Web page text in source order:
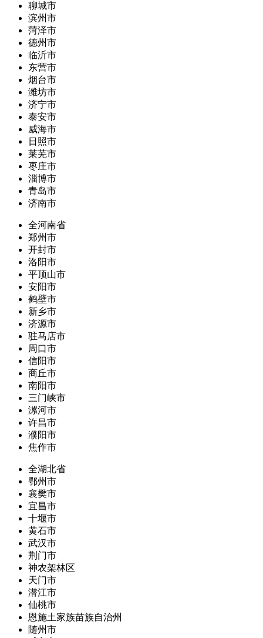
聊城市
滨州市
菏泽市
德州市
临沂市
东营市
烟台市
潍坊市
济宁市
泰安市
威海市
日照市
莱芜市
枣庄市
淄博市
青岛市
济南市
全河南省
郑州市
开封市
洛阳市
平顶山市
安阳市
鹤壁市
新乡市
济源市
驻马店市
周口市
信阳市
商丘市
南阳市
三门峡市
漯河市
许昌市
濮阳市
焦作市
全湖北省
鄂州市
襄樊市
宜昌市
十堰市
黄石市
武汉市
荆门市
神农架林区
天门市
潜江市
仙桃市
恩施土家族苗族自治州
随州市